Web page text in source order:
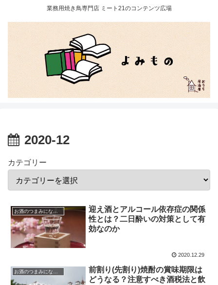
業務用焼き鳥専門店 ミート21のコンテンツ広場
2020-12
カテゴリー
お酒のつまみになる話
迎え酒とアルコール依存症の関係
性とは？二日酔いの対策として有
効なのか
2020.12.29
前割り(先割り)焼酎の賞味期限は
どうなる？注意すべき酒税法と飲